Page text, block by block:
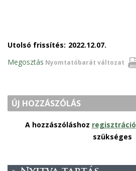
Utolsó frissítés: 2022.12.07.
Nyomtatóbarát változat
Megosztás
ÚJ HOZZÁSZÓLÁS
A hozzászóláshoz regisztráció
szükséges